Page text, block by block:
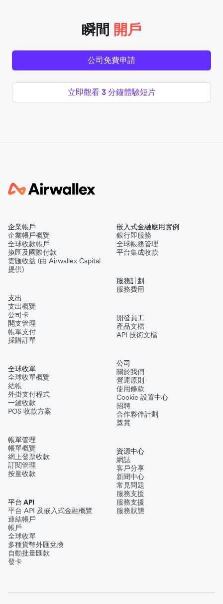
瞬間 開戶
公司免費申請
立即觀看 3 分鐘體驗短片
企業帳戶
企業帳戶概覽
全球收款帳戶
換匯及國際付款
雲匯收益 (由 Airwallex Capital
提供)
支出
支出概覽
公司卡
開支管理
帳單支付
採購訂單
全球收單
全球收單概覽
結帳
外掛支付程式
一鍵收款
POS 收款方案
帳單管理
帳單概覽
網上發票收款
訂閱管理
按量收款
平台 API
平台 API 及嵌入式金融概覽
連結帳戶
帳戶
全球收單
多種貨幣外匯兌換
自動批量匯款
發卡
嵌入式金融應用實例
銀行即服務
全球帳務管理
平台集成收款
服務計劃
服務費用
開發員工
產品文檔
API 技術文檔
公司
關於我們
營運原則
使用條款
Cookie 設置中心
招聘
合作夥伴計劃
獎賞
資源中心
網誌
客戶分享
新聞中心
常見問題
服務支援
服務支援
服務狀態